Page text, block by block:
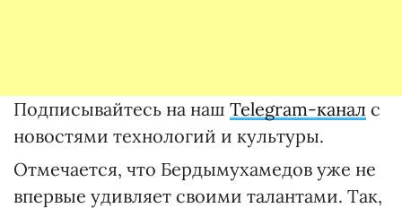
Подписывайтесь на наш Telegram-канал с
новостями технологий и культуры.
Отмечается, что Бердымухамедов уже не
впервые удивляет своими талантами. Так,